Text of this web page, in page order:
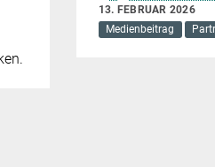
13. FEBRUAR 2026
Medienbeitrag